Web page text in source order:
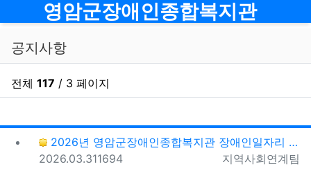
메뉴영암군장애인종합복지관
공지사항
전체 117 / 3 페이지
2026년 영암군장애인종합복지관 장애인일자리 추가 모집…
등록자
지역사회연계팀
등록일
2026.03.31조회
1694